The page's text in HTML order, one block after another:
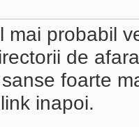
mai probabil
de
foarte
inapoi.